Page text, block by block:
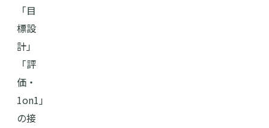
「目
標設
計」
「評
価・
1on1」
の接